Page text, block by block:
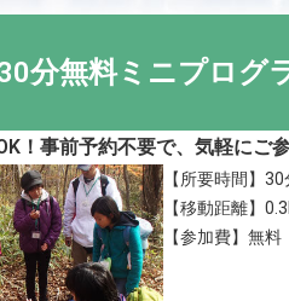
分無料ミニプログ
！事前予約不要で、気軽にご
【所要時間】30
【移動距離】
【参加費】無料